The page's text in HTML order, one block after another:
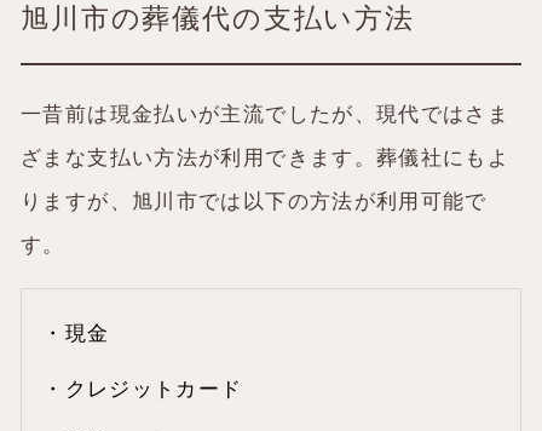
旭川市の葬儀代の支払い方法
一昔前は現金払いが主流でしたが、現代ではさま
ざまな支払い方法が利用できます。葬儀社にもよ
りますが、旭川市では以下の方法が利用可能で
す。
・現金
・クレジットカード